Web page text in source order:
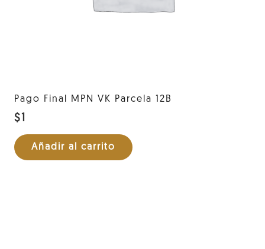
Pago Final MPN VK Parcela 12B
$1
Añadir al carrito